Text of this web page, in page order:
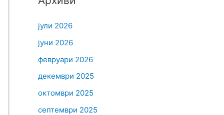
јули 2026
јуни 2026
февруари 2026
декември 2025
октомври 2025
септември 2025